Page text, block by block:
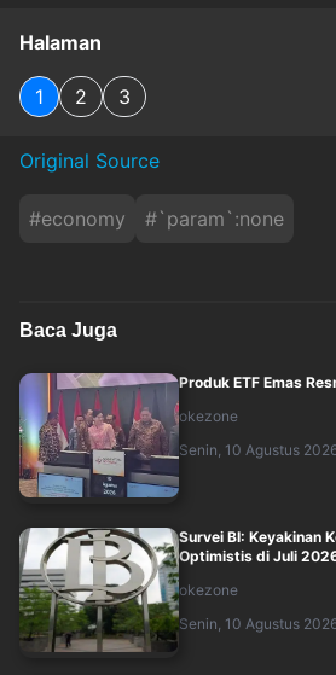
Halaman
1 2 3
Original Source
#economy #`param`:none
Baca Juga
Produk ETF Emas
okezone
Senin, 10 Agustus
Survei BI: Keyakinan
Optimistis di Juli
okezone
Senin, 10 Agustus